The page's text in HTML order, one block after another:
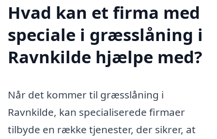
Hvad kan et firma med
speciale i græsslåning i
Ravnkilde hjælpe med?
Når det kommer til græsslåning i
Ravnkilde, kan specialiserede firmaer
tilbyde en række tjenester, der sikrer, at